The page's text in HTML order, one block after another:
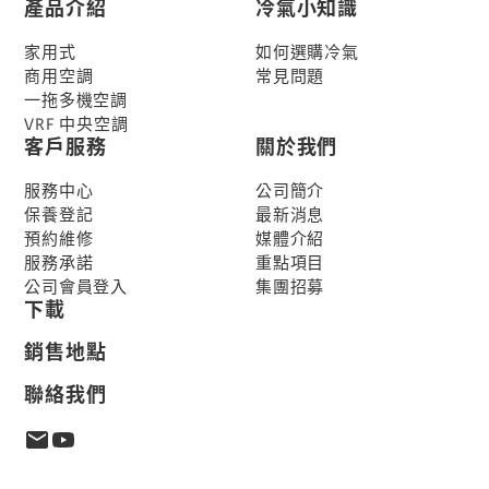
產品介紹
家用式
商用空調
一拖多機空調
VRF 中央空調
冷氣小知識
如何選購冷氣
常見問題
客戶服務
服務中心
保養登記
預約維修
服務承諾
公司會員登入
關於我們
公司簡介
最新消息
媒體介紹
重點項目
集團招募
下載
銷售地點
聯絡我們